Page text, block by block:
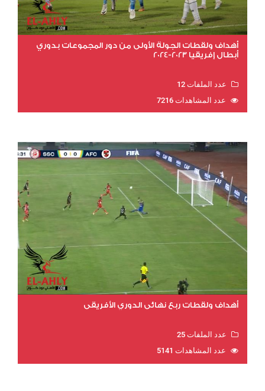
أهداف ولقطات الجولة الأولى من دور المجموعات بدوري
أبطال إفريقيا 2023-2024
عدد الملفات 12
عدد المشاهدات 7216
أهداف ولقطات ربع نهائي الدوري الأفريقي
عدد الملفات 25
عدد المشاهدات 5141